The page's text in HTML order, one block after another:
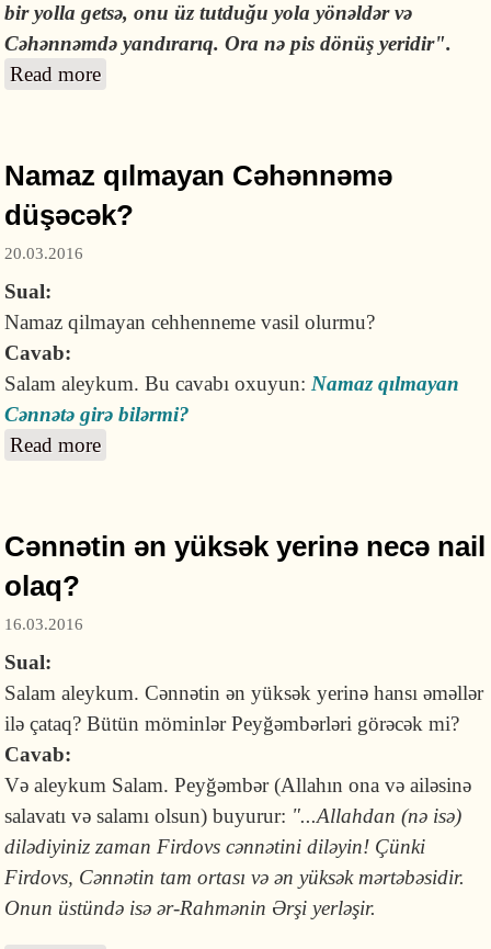
bir yolla getsə, onu üz tutduğu yola yönəldər və
Cəhənnəmdə yandırarıq. Ora nə pis dönüş yeridir".
Read more
Namaz qılmayan Cəhənnəmə
düşəcək?
20.03.2016
Sual:
Namaz qilmayan cehhenneme vasil olurmu?
Cavab:
Salam aleykum. Bu cavabı oxuyun:Namaz qılmayan
Cənnətə girə bilərmi?
Read more
Cənnətin ən yüksək yerinə necə nail
olaq?
16.03.2016
Sual:
Salam aleykum. Cənnətin ən yüksək yerinə hansı əməllər
ilə çataq? Bütün möminlər Peyğəmbərləri görəcək mi?
Cavab:
Və aleykum Salam. Peyğəmbər (Allahın ona və ailəsinə
salavatı və salamı olsun) buyurur: "...Allahdan (nə isə)
dilədiyiniz zaman Fir­dovs cən­nətini diləyin! Çünki
Firdovs, Cənnətin tam ortası və ən yüksək mər­təbəsidir.
Onun üstündə isə ər-Rahmənin Ərşi yerləşir.